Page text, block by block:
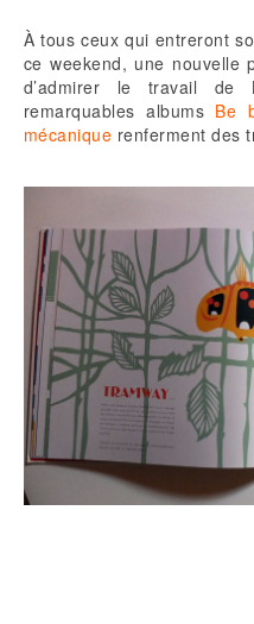
À tous ceux qui entreront
ce weekend, une nouvelle
d’admirer le travail de
remarquables albums Be
mécanique renferment des